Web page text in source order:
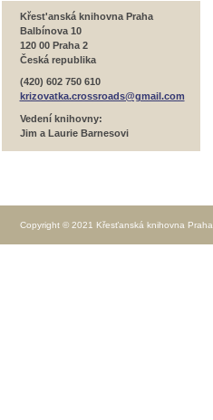
Křest'anská knihovna Praha
Balbínova 10
120 00 Praha 2
Česká republika
(420) 602 750 610
krizovatka.crossroads@gmail.com
Vedení knihovny:
Jim a Laurie Barnesovi
Copyright © 2021 Křesťanská knihovna Praha